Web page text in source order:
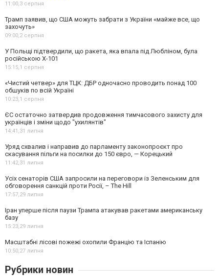
11:00,3 серпня
Трамп заявив, що США можуть забрати з України «майже все, що
захочуть»
09:00,2 серпня
У Польщі підтвердили, що ракета, яка впала під Любліном, була
російською Х-101
15:15,1 серпня
«Чистий четвер» для ТЦК: ДБР одночасно проводить понад 100
обшуків по всій Україні
10:23,1 серпня
ЄС остаточно затвердив продовження тимчасового захисту для
українців і зміни щодо "ухилянтів"
14:41,31 липня
Уряд схвалив і направив до парламенту законопроєкт про
скасування пільги на посилки до 150 євро, — Корецький
11:42,31 липня
Усіх сенаторів США запросили на переговори із Зеленським для
обговорення санкцій проти Росії, – The Hill
17:57,29 липня
Іран уперше після паузи Трампа атакував ракетами американську
базу
15:23,29 липня
Масштабні лісові пожежі охопили Францію та Іспанію
10:50,27 липня
Рубрики новин